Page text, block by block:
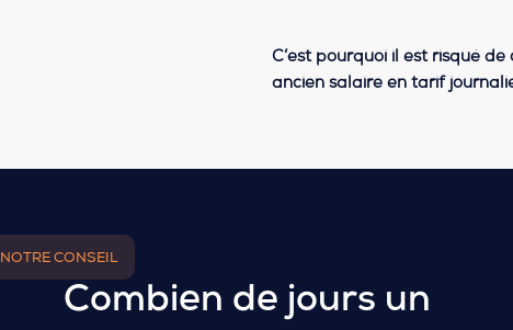
C’est pourquoi il est risqué
ancien salaire en tarif
NOTRE CONSEIL
Combien de jours un